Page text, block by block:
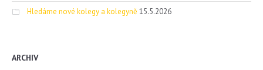
Hledáme nové kolegy a kolegyně 15.5.2026
ARCHIV